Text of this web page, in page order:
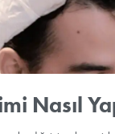
ise hızlı bir tempo
oldukça büyük bir
deriye hızlıca
haline
alımıyla